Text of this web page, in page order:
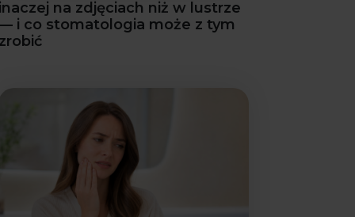
inaczej na zdjęciach niż w lustrze
i co stomatologia może z tym
zrobić